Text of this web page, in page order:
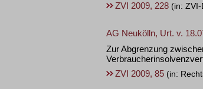
ZVI 2009, 228 (in:
AG Neukölln, Urt. v.
Zur Abgrenzung
ZVI 2009, 85 (in: